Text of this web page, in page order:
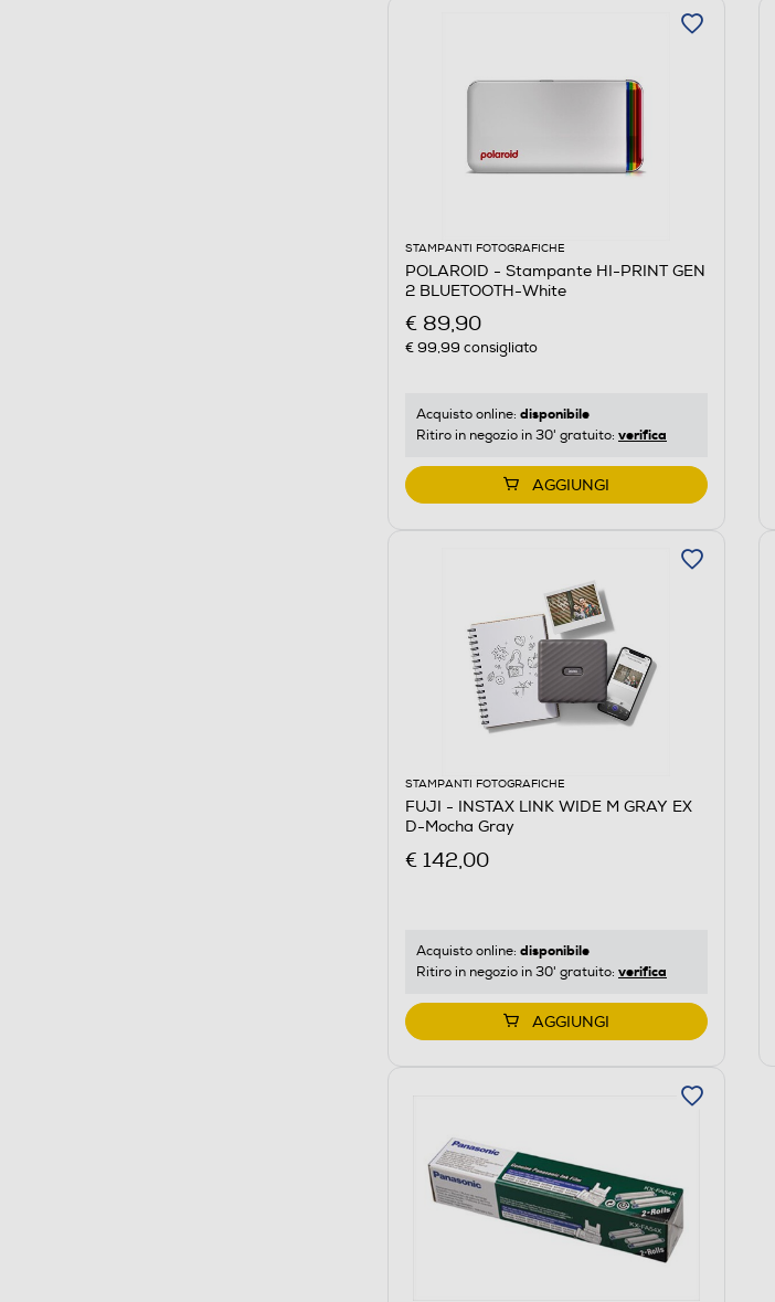
STAMPANTI FOTOGRAFICHE
POLAROID - Stampante HI-PRINT GEN
2 BLUETOOTH-White
€ 89,90
€ 99,99 consigliato
Acquisto online: disponibile
Ritiro in negozio in 30' gratuito: verifica
AGGIUNGI
STAMPANTI FOTOGRAFICHE
FUJI - INSTAX LINK WIDE M GRAY EX
D-Mocha Gray
€ 142,00
Acquisto online: disponibile
Ritiro in negozio in 30' gratuito: verifica
AGGIUNGI